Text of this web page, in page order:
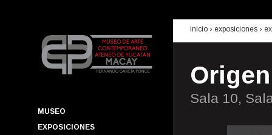
MUSEO
EXPOSICIONES
inicio › exposiciones ›
Sala 10,